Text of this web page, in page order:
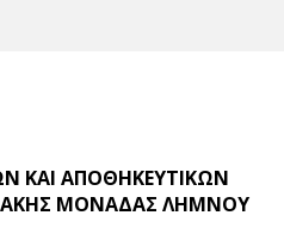
ΚΑΙ ΑΠΟΘΗΚΕΥΤΙΚΩΝ
ΜΟΝΑΔΑΣ ΛΗΜΝΟΥ